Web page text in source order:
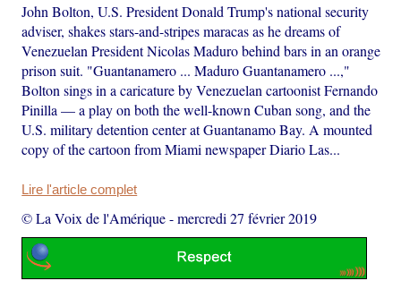
John Bolton, U.S. President Donald Trump's national security
adviser, shakes stars-and-stripes maracas as he dreams of
Venezuelan President Nicolas Maduro behind bars in an orange
prison suit. "Guantanamero ... Maduro Guantanamero ...,"
Bolton sings in a caricature by Venezuelan cartoonist Fernando
Pinilla — a play on both the well-known Cuban song, and the
U.S. military detention center at Guantanamo Bay. A mounted
copy of the cartoon from Miami newspaper Diario Las...
Lire l'article complet
© La Voix de l'Amérique-mercredi 27 février 2019